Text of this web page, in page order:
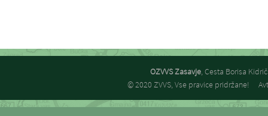
OZVVS Zasavje, Cesta Borisa
© 2020 ZVVS, Vse pravice pridržane!